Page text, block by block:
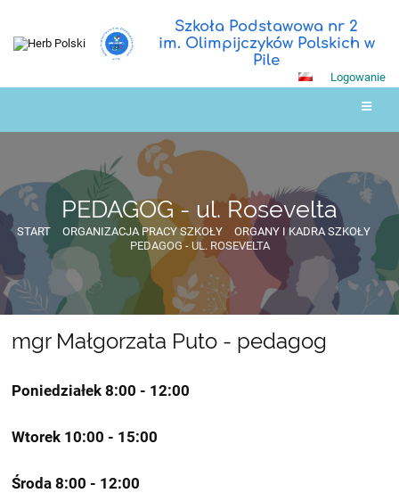
Szkoła Podstawowa nr 2
im. Olimpijczyków Polskich w
Pile
Logowanie
PEDAGOG - ul. Rosevelta
START ORGANIZACJA PRACY SZKOŁY
ORGANY I KADRA SZKOŁY
PEDAGOG - UL. ROSEVELTA
PEDAGOG
ul.
Rosevelta
mgr Małgorzata Puto - pedagog
Poniedziałek 8:00 - 12:00
Wtorek 10:00 - 15:00
Środa 8:00 - 12:00